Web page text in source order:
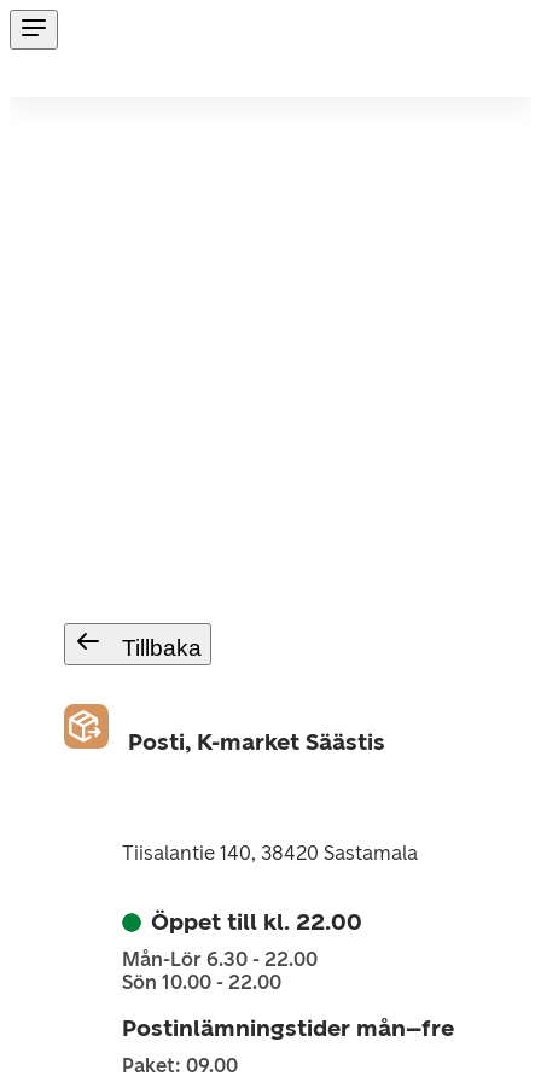
Tillbaka
Posti, K-market Säästis
Tiisalantie 140, 38420 Sastamala
Öppet till kl. 22.00
Mån-Lör 6.30 - 22.00
Sön 10.00 - 22.00
Postinlämningstider mån–fre
Paket: 09.00